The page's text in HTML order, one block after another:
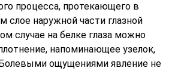
процесса, протекающего в
слое наружной части глазной
случае на белке глаза можно
напоминающее узелок,
ощущениями явление не